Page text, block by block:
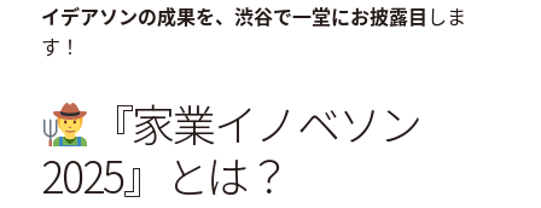
イデアソンの成果を、渋谷で一堂にお披露目 しま
す！
『家業イノベソン
2025』とは？